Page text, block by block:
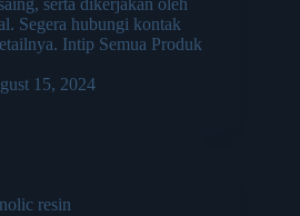
serta dikerjakan oleh
Segera hubungi kontak
Intip Semua Produk
15, 2024
resin